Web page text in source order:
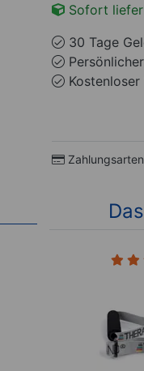
Sofort
30 Tage
Kostenloser
Zahlungsarten